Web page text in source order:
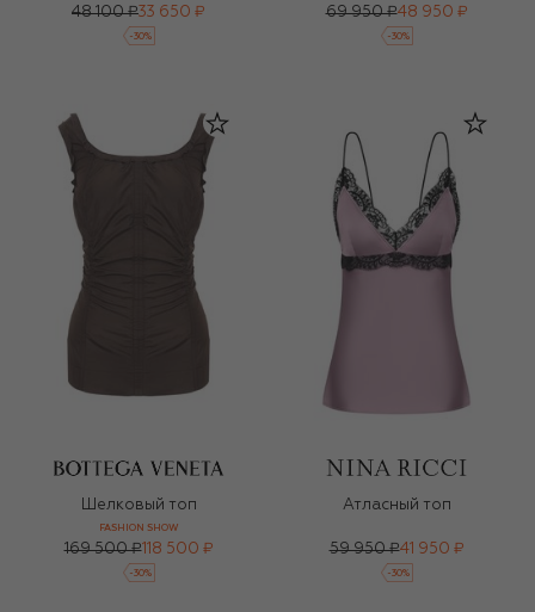
48 100 ₽33 650 ₽
-30%
69 950 ₽48 950 ₽
-30%
Шелковый топ
FASHION SHOW
169 500 ₽118 500 ₽
-30%
Атласный топ
59 950 ₽41 950 ₽
-30%